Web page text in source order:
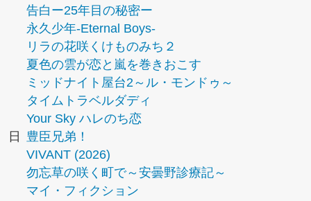
告白ー25年目の秘密ー
永久少年-Eternal Boys-
リラの花咲くけものみち２
夏色の雲が恋と嵐を巻きおこす
ミッドナイト屋台2～ル・モンドゥ～
タイムトラベルダディ
Your Sky ハレのち恋
日
豊臣兄弟！
VIVANT (2026)
勿忘草の咲く町で～安曇野診療記～
マイ・フィクション